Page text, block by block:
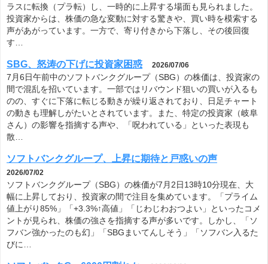
ラスに転換（プラ転）し、一時的に上昇する場面も見られました。
投資家からは、株価の急な変動に対する驚きや、買い時を模索する
声があがっています。一方で、寄り付きから下落し、その後回復
す…
SBG、怒涛の下げに投資家困惑 2026/07/06
7月6日午前中のソフトバンクグループ（SBG）の株価は、投資家の
間で混乱を招いています。一部ではリバウンド狙いの買いが入るも
のの、すぐに下落に転じる動きが繰り返されており、日足チャート
の動きも理解しがたいとされています。また、特定の投資家（岐阜
さん）の影響を指摘する声や、「呪われている」といった表現も
散…
ソフトバンクグループ、上昇に期待と戸惑いの声
2026/07/02
ソフトバンクグループ（SBG）の株価が7月2日13時10分現在、大
幅に上昇しており、投資家の間で注目を集めています。「プライム
値上がり85%」「+3.3%↑高値」「じわじわおつよい」といったコメ
ントが見られ、株価の強さを指摘する声が多いです。しかし、「ソ
フバン強かったのも幻」「SBGまいてんしそう」「ソフバン入るた
びに…